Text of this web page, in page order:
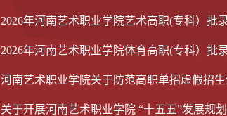
2026年河南艺术职业学院艺术高职(专科）批
2026年河南艺术职业学院体育高职(专科）批
河南艺术职业学院关于防范高职单招虚假招
关于开展河南艺术职业学院 “十五五”发展规